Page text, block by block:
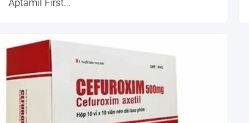
Aptamil First...